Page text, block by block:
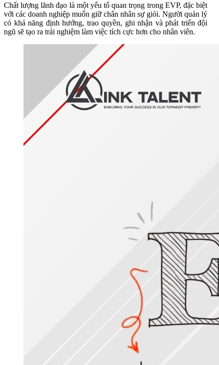
Chất lượng lãnh đạo là một yếu tố quan trọng trong EVP, đặc biệt
với các doanh nghiệp muốn giữ chân nhân sự giỏi. Người quản lý
có khả năng định hướng, trao quyền, ghi nhận và phát triển đội
ngũ sẽ tạo ra trải nghiệm làm việc tích cực hơn cho nhân viên.